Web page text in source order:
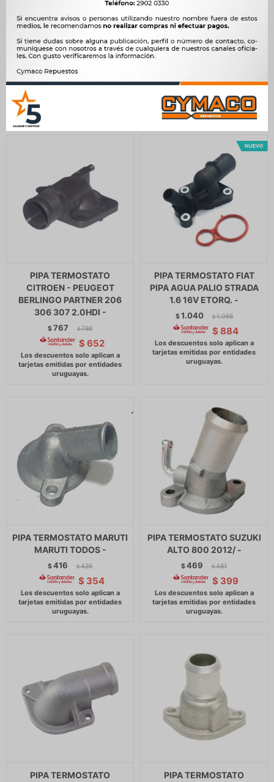
PIPA TERMOSTATO SUZUKI
ALTO 800 06/12 -
$378 $ 387
$321
PIPA TERMOSTATO
CITROEN - PEUGEOT PIPA
TERMOSTAT.BOXER
DUCATO EXPERT JUMPY -
$462
PIPA TERMOSTATO
CITROEN - PEUGEOT
BERLINGO PARTNER 206
306 307 2.0HDI -
$767 $ 786
$ 652
PIPA TERMOSTATO FIAT
PIPA AGUA PALIO STRADA
1.6 16V ETORQ. -
$1.040 $ 1.066
$ 884
PIPA TERMOSTATO MARUTI
MARUTI TODOS -
$416 $ 426
$ 354
PIPA TERMOSTATO SUZUKI
ALTO 800 2012/ -
$469 $ 481
$ 399
PIPA TERMOSTATO
PIPA TERMOSTATO